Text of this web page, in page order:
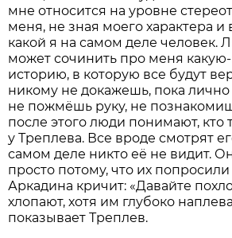
мне относится на уровне
меня, не зная моего характера и
какой я на самом деле человек.
может сочинить про меня
историю, в которую все будут
никому не докажешь, пока
не пожмёшь руку, не
после этого люди понимают, кто
у Треплева. Все вроде смотрят
самом деле никто её не видит.
просто потому, что их попросили
Аркадина кричит: «Давайте
хлопают, хотя им глубоко
показывает Треплев.